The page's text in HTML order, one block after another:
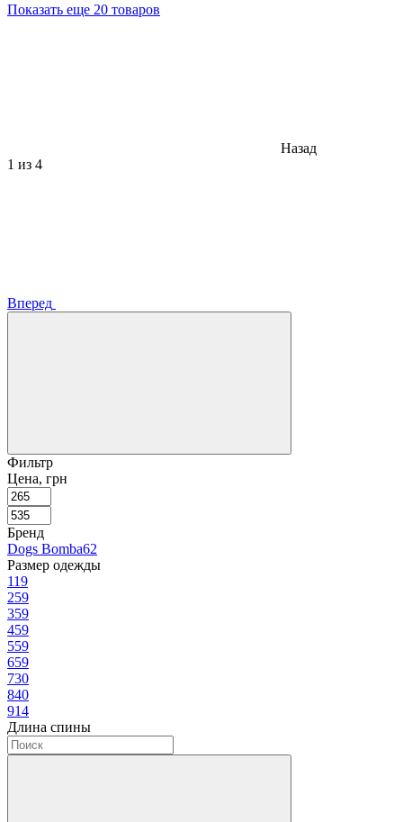
Показать еще 20 товаров
Назад
1 из 4
Вперед
Фильтр
Цена, грн
Бренд
Dogs Bomba62
Размер одежды
119
259
359
459
559
659
730
840
914
Длина спины